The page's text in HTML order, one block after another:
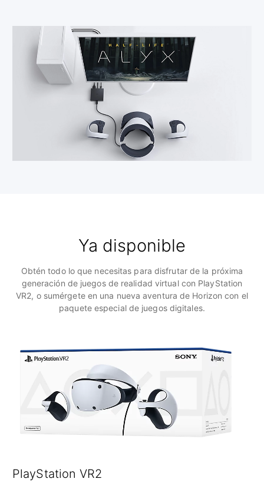
Ya disponible
Obtén todo lo que necesitas para disfrutar de la próxima
generación de juegos de realidad virtual con PlayStation
VR2, o sumérgete en una nueva aventura de Horizon con el
paquete especial de juegos digitales.
PlayStation VR2